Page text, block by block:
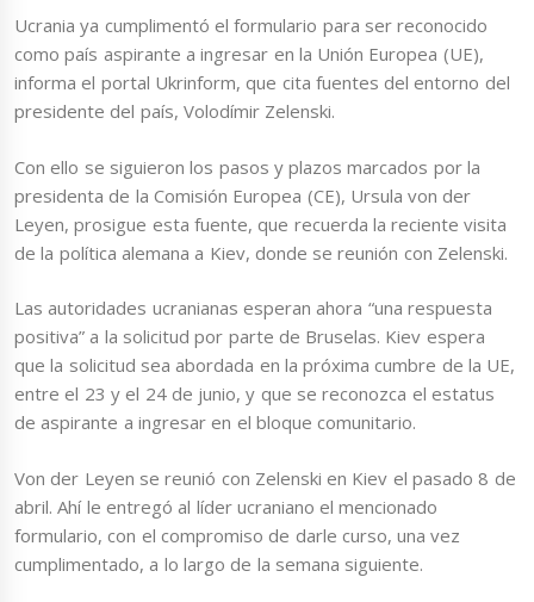
Ucrania ya cumplimentó el formulario para ser reconocido
como país aspirante a ingresar en la Unión Europea (UE),
informa el portal Ukrinform, que cita fuentes del entorno del
presidente del país, Volodímir Zelenski.
Con ello se siguieron los pasos y plazos marcados por la
presidenta de la Comisión Europea (CE), Ursula von der
Leyen, prosigue esta fuente, que recuerda la reciente visita
de la política alemana a Kiev, donde se reunión con Zelenski.
Las autoridades ucranianas esperan ahora “una respuesta
positiva” a la solicitud por parte de Bruselas. Kiev espera
que la solicitud sea abordada en la próxima cumbre de la UE,
entre el 23 y el 24 de junio, y que se reconozca el estatus
de aspirante a ingresar en el bloque comunitario.
Von der Leyen se reunió con Zelenski en Kiev el pasado 8 de
abril. Ahí le entregó al líder ucraniano el mencionado
formulario, con el compromiso de darle curso, una vez
cumplimentado, a lo largo de la semana siguiente.